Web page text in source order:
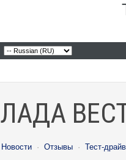
ЛАДА
Новости · Отзывы · Тест-